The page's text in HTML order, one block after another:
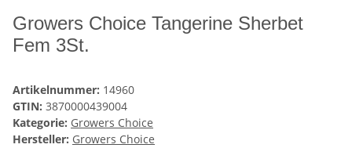
Growers Choice Tangerine Sherbet
Fem 3St.
Artikelnummer: 14960
GTIN: 3870000439004
Kategorie: Growers Choice
Hersteller: Growers Choice